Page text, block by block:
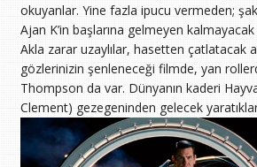
okuyanlar. Yine fazla ipucu vermeden;
Ajan K’in başlarına gelmeyen
Akla zarar uzaylılar, hasetten çatlatacak
gözlerinizin şenleneceği filmde, yan
Thompson da var. Dünyanın kaderi
Clement) gezegeninden gelecek